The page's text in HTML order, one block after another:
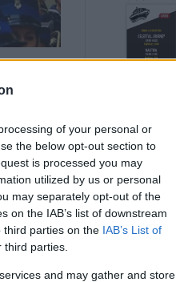
of your personal or
the below opt-out section to
is processed you may
utilized by us or personal
may separately opt-out of the
on the IAB’s list of downstream
third parties on the IAB’s List of
parties.
and may gather and store
του